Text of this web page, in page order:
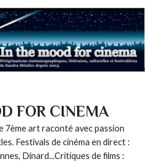
FOR CINEMA
7ème art raconté avec passion
Festivals de cinéma en direct :
Dinard...Critiques de films :